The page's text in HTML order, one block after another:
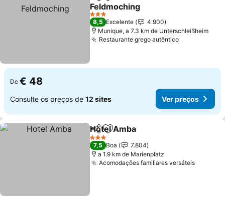
Feldmoching
3 Estrelas
8,5 Excelente
4.900
Munique, a 7.3 km de Unterschleißheim
Restaurante grego autêntico
De € 48
Consulte os preços de 12 sites Ver preços
PartilharAdicionar aos favoritos
Hotel Amba
3 Estrelas
7,5 Boa
7.804
a 1.9 km de Marienplatz
Acomodações familiares versáteis